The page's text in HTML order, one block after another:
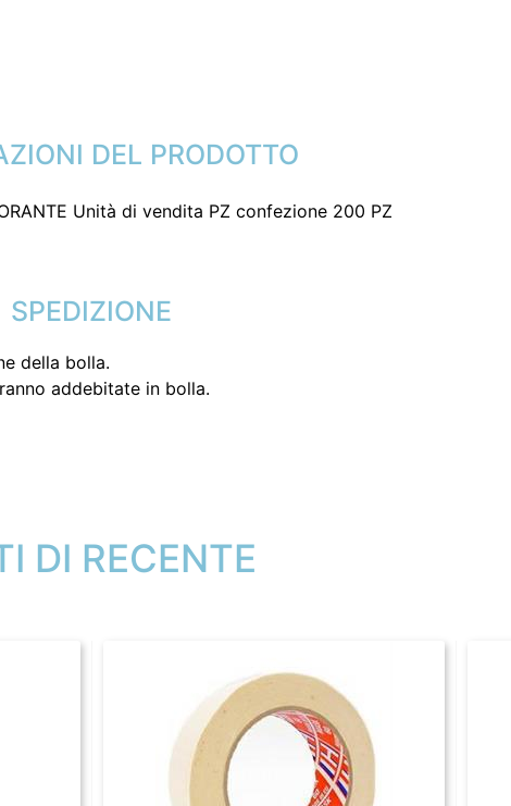
DEL PRODOTTO
Unità di vendita PZ confezione 200 PZ
SPEDIZIONE
della bolla.
addebitate in bolla.
DI RECENTE